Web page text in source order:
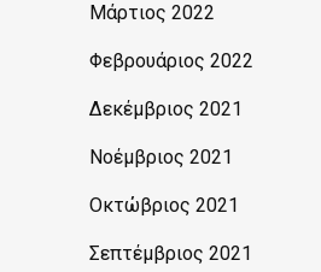
Μάρτιος 2022
Φεβρουάριος 2022
Δεκέμβριος 2021
Νοέμβριος 2021
Οκτώβριος 2021
Σεπτέμβριος 2021